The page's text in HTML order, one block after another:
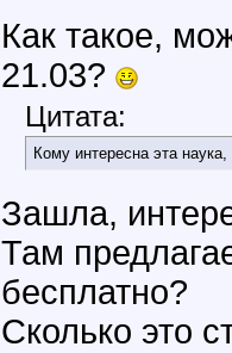
Как такое,
21.03?
Цитата:
Кому интересна эта
Зашла,
Там
бесплатно?
Сколько это